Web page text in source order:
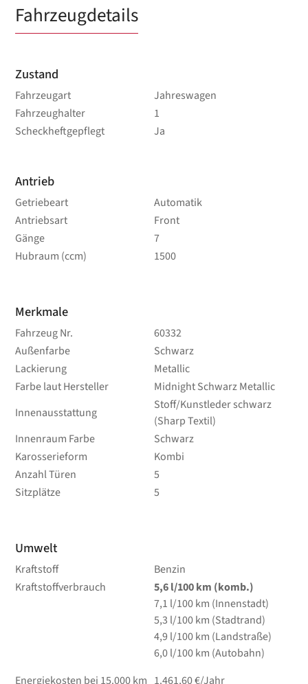
Fahrzeugdetails
Zustand
Fahrzeugart
Jahreswagen
Fahrzeughalter
1
Scheckheftgepflegt
Ja
Antrieb
Getriebeart
Automatik
Antriebsart
Front
Gänge
7
Hubraum (ccm)
1500
Merkmale
Fahrzeug Nr.
60332
Außenfarbe
Schwarz
Lackierung
Metallic
Farbe laut Hersteller
Midnight Schwarz Metallic
Innenausstattung
Stoff/Kunstleder schwarz
(Sharp Textil)
Innenraum Farbe
Schwarz
Karosserieform
Kombi
Anzahl Türen
5
Sitzplätze
5
Umwelt
Kraftstoff
Benzin
Kraftstoffverbrauch
5,6l/100 km (komb.)
7,1 l/100 km (Innenstadt)
5,3 l/100 km (Stadtrand)
4,9l/100 km (Landstraße)
6,0l/100 km (Autobahn)
Energiekosten bei 15.000 km 1.461,60 €/Jahr